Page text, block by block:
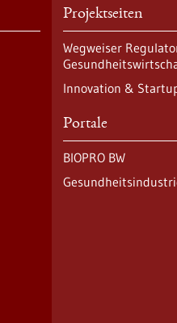
Projektseiten
Wegweiser
Innovation &
Portale
BIOPRO BW